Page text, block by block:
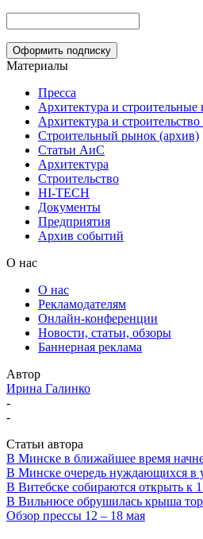
Материалы
Пресса
Архитектура и строительные
Архитектура и
Строительный рынок (архив)
Статьи АиС
Архитектура
Строительство
HI-TECH
Документы
Предприятия
Архив событий
О нас
О нас
Рекламодателям
Онлайн-конференции
Новости, статьи, обзоры
Баннерная реклама
Автор
Ирина Галинко
-
-
Статьи автора
В Минске в ближайшее время
В Минске очередь нуждающихся в
В Витебске собираются открыть к
В Вильнюсе обрушилась крыша
Обзор прессы 12 – 18 мая